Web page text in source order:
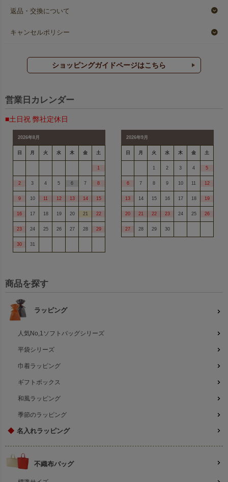
返品・交換について
キャンセルポリシー
ショッピングガイドページはこちら
営業日カレンダー
■土日祝 弊社定休日
2026年8月
日 月 火 水 木 金 土
1
2 3 4 5 6 7 8
9 10 11 12 13 14 15
16 17 18 19 20 21 22
23 24 25 26 27 28 29
30 31
2026年9月
日 月 火 水 木 金 土
1 2 3 4 5
6 7 8 9 10 11 12
13 14 15 16 17 18 19
20 21 22 23 24 25 26
27 28 29 30
商品を探す
ラッピング
人気No,1ソフトバッグシリーズ
平袋シリーズ
巾着ラッピング
ギフトボックス
和風ラッピング
季節のラッピング
◆ 名入れラッピング
不織布バッグ